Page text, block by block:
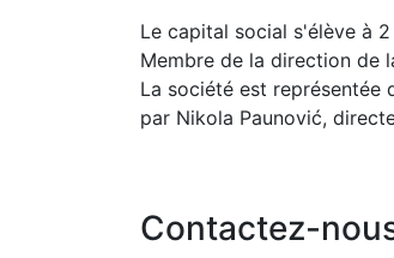
Le capital social s'élève à
Membre de la direction de
La société est représentée
par Nikola Paunović,
Contactez-